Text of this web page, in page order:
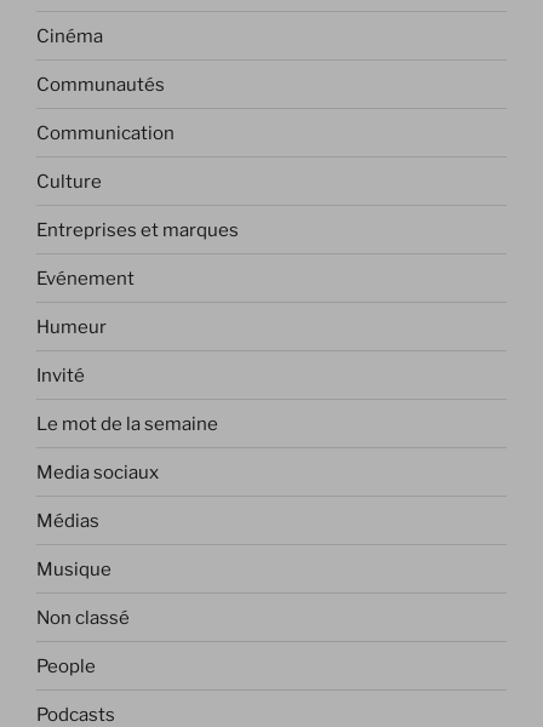
Cinéma
Communautés
Communication
Culture
Entreprises et marques
Evénement
Humeur
Invité
Le mot de la semaine
Media sociaux
Médias
Musique
Non classé
People
Podcasts